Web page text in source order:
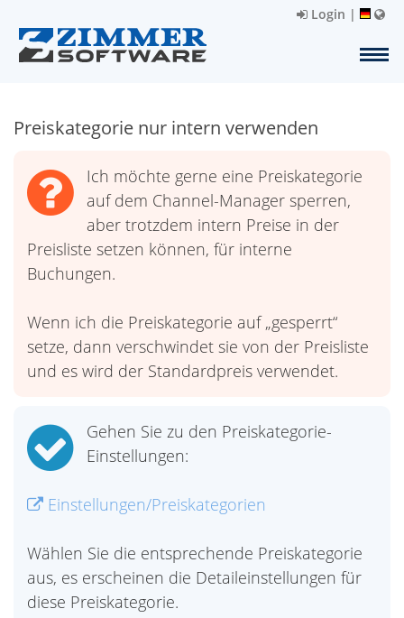
Login |
Preiskategorie nur intern verwenden
Ich möchte gerne eine Preiskategorie
auf dem Channel-Manager sperren,
aber trotzdem intern Preise in der
Preisliste setzen können, für interne
Buchungen.
Wenn ich die Preiskategorie auf „gesperrt“
setze, dann verschwindet sie von der Preisliste
und es wird der Standardpreis verwendet.
Gehen Sie zu den Preiskategorie-
Einstellungen:
Einstellungen/Preiskategorien
Wählen Sie die entsprechende Preiskategorie
aus, es erscheinen die Detaileinstellungen für
diese Preiskategorie.